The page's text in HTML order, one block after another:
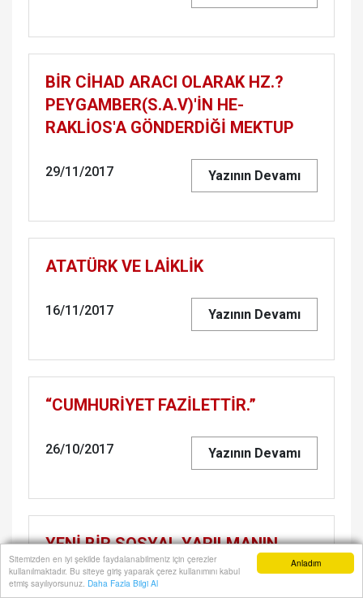
Anladım
Sitemizden en iyi şekilde faydalanabilmeniz için çerezler
kullanılmaktadır. Bu siteye giriş yaparak çerez kullanımını kabul
etmiş sayılıyorsunuz. Daha Fazla Bilgi Al
BİR CİHAD ARACI OLA­RAK HZ.?
PEY­GAM­BER(S.A.V)'İN HE­
RAKLİOS'A GÖN­DERDİĞİ MEK­TUP
29/11/2017 Yazının Devamı
ATA­TÜRK VE LAİKLİK
16/11/2017 Yazının Devamı
“CUM­HURİYET FAZİLETTİR.”
26/10/2017 Yazının Devamı
YENİ BİR SOS­YAL YA­RIL­MA­NIN
EŞİĞİNDE OR­TA­DO­ĞU'DA TÜRK
KİMLİĞİ
Anasayfa Yazarlar Haber Ara